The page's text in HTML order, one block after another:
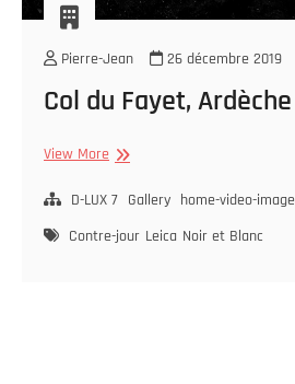
Pierre-Jean 26 décembre 2019
Col du Fayet, Ardèche
View More Col
Fayet,
D-LUX 7 Gallery home-video-image
Contre-jour Leica Noir et Blanc